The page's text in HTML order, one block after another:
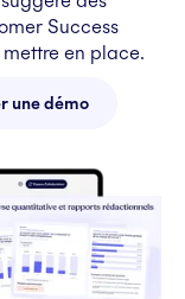
Success
en place.
une démo